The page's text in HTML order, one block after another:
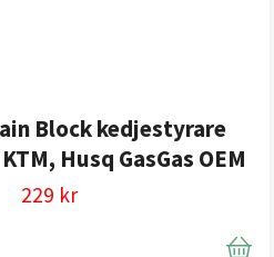
Block kedjestyrare
Husq GasGas OEM
229 kr